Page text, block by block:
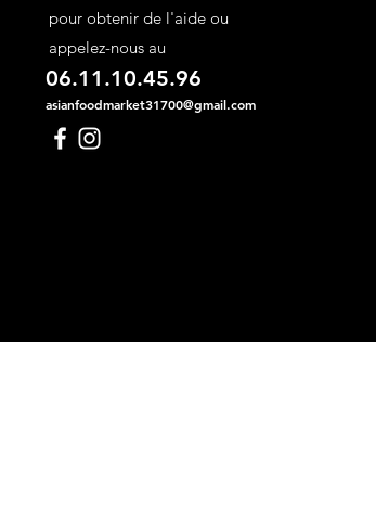
pour obtenir de l'aide ou
appelez-nous au
06.11.10.45.96
asianfoodmarket31700@gmail.com